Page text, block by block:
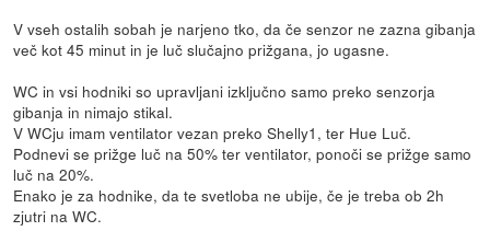
V vseh ostalih sobah je narjeno tko, da če senzor ne zazna gibanja
več kot 45 minut in je luč slučajno prižgana, jo ugasne.
WC in vsi hodniki so upravljani izključno samo preko senzorja
gibanja in nimajo stikal.
V WCju imam ventilator vezan preko Shelly1, ter Hue Luč.
Podnevi se prižge luč na 50% ter ventilator, ponoči se prižge samo
luč na 20%.
Enako je za hodnike, da te svetloba ne ubije, če je treba ob 2h
zjutri na WC.